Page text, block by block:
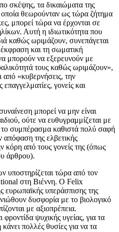
σκέψης, τα δικαιώματα της
οποία θεωρούνταν ως τώρα ζήτημα
μπορεί τώρα να έρχονται σε
Αυτή η ιδιωτικότητα που
καθώς ωριμάζουν, συνεπάγεται
και τη σωματική
μπορούν να εξερευνούν με
τους καθώς ωριμάζουν»,
από «κυβερνήσεις, την
γονείς και
μπορεί να μην είναι
ούτε να ευθυγραμμίζεται με
το συμπέρασμα καθιστά πολύ σαφή
της ελβετικής
κόρη από τους γονείς της (όπως
άρθρου).
τώρα από τον
στη Βιέννη. Ο Felix
ευρωπαϊκής υπεράσπισης της
δυσφορία με το βιολογικό
με αξιοπρέπεια.
ψυχικής υγείας, για τα
πολλές θυσίες για να τα